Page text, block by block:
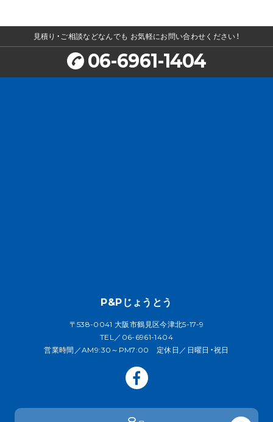
見積り・ご相談などなんでも お気軽にお問い合わせください！
06-6961-1404
P&Pじょうとう
〒538-0041 大阪市鶴見区今津北5-17-9
TEL／06-6961-1404
営業時間／AM9:30～PM7:00 定休日／日曜日・祝日